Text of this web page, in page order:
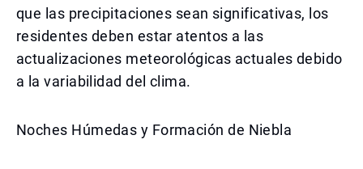
que las precipitaciones sean significativas, los
residentes deben estar atentos a las
actualizaciones meteorológicas actuales debido
a la variabilidad del clima.
Noches Húmedas y Formación de Niebla